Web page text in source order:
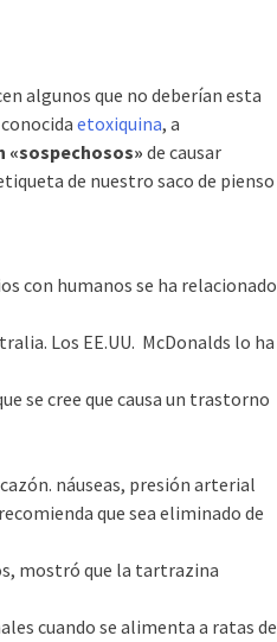
algunos que no deberían esta
etoxiquina, a
«sospechosos» de causar
de nuestro saco de pienso
con humanos se ha relacionado
Los EE.UU. McDonalds lo ha
se cree que causa un trastorno
náuseas, presión arterial
que sea eliminado de
mostró que la tartrazina
cuando se alimenta a ratas de